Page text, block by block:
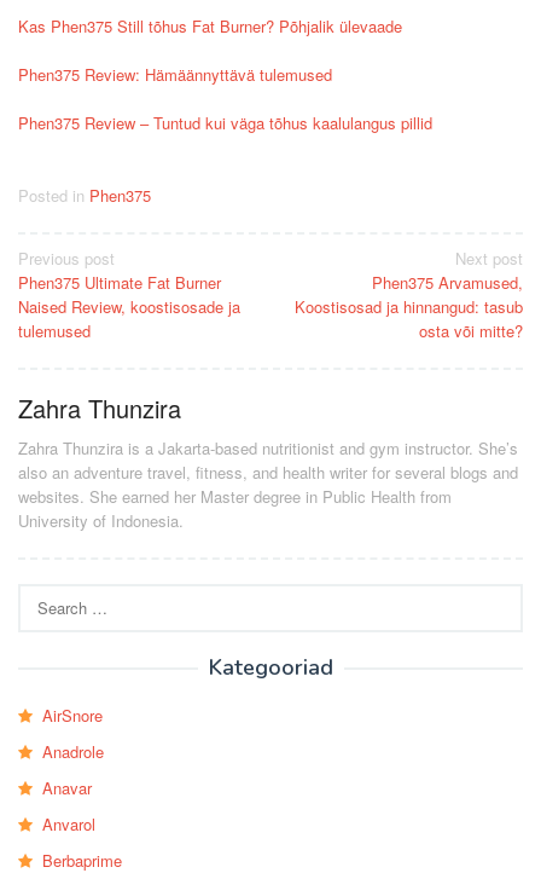
Kas Phen375 Still tõhus Fat Burner? Põhjalik ülevaade
Phen375 Review: Hämäännyttävä tulemused
Phen375 Review – Tuntud kui väga tõhus kaalulangus pillid
Posted in Phen375
Post
navigation
Previous post
Phen375 Ultimate Fat Burner
Naised Review, koostisosade ja
tulemused
Next post
Phen375 Arvamused,
Koostisosad ja hinnangud: tasub
osta või mitte?
Zahra Thunzira
Zahra Thunzira is a Jakarta-based nutritionist and gym instructor. She’s
also an adventure travel, fitness, and health writer for several blogs and
websites. She earned her Master degree in Public Health from
University of Indonesia.
for:
Kategooriad
AirSnore
Anadrole
Anavar
Anvarol
Berbaprime